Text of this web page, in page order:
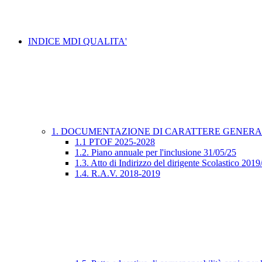
INDICE MDI QUALITA'
1. DOCUMENTAZIONE DI CARATTERE
1.1 PTOF 2025-2028
1.2. Piano annuale per l'inclusione 31/05/25
1.3. Atto di Indirizzo del dirigente Scolastico
1.4. R.A.V. 2018-2019